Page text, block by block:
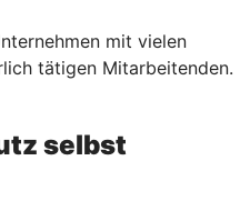
mit vielen
tätigen Mitarbeitenden.
selbst